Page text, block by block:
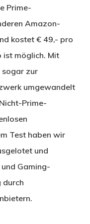
Prime-
Amazon-
kostet € 49,- pro
ist möglich. Mit
sogar zur
umgewandelt
Prime-
Test haben wir
und
Gaming-
durch